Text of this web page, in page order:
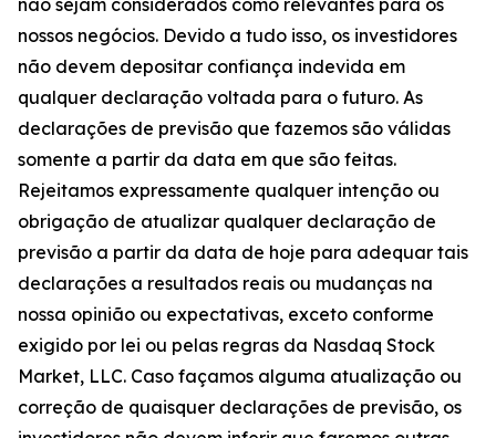
não sejam considerados como relevantes para os
nossos negócios. Devido a tudo isso, os investidores
não devem depositar confiança indevida em
qualquer declaração voltada para o futuro. As
declarações de previsão que fazemos são válidas
somente a partir da data em que são feitas.
Rejeitamos expressamente qualquer intenção ou
obrigação de atualizar qualquer declaração de
previsão a partir da data de hoje para adequar tais
declarações a resultados reais ou mudanças na
nossa opinião ou expectativas, exceto conforme
exigido por lei ou pelas regras da Nasdaq Stock
Market, LLC. Caso façamos alguma atualização ou
correção de quaisquer declarações de previsão, os